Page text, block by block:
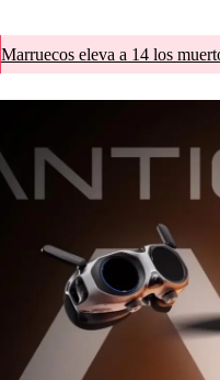
Marruecos eleva a 14 los